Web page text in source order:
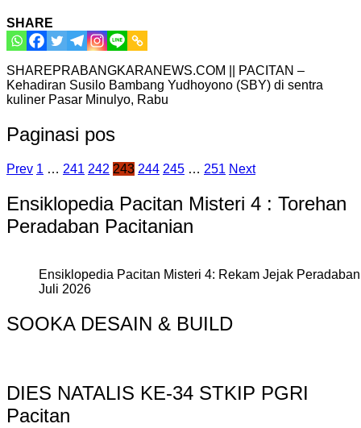
SHARE
SHAREPRABANGKARANEWS.COM || PACITAN –
Kehadiran Susilo Bambang Yudhoyono (SBY) di sentra
kuliner Pasar Minulyo, Rabu
Paginasi pos
Prev 1 … 241 242 243 244 245 … 251 Next
Ensiklopedia Pacitan Misteri 4 : Torehan
Peradaban Pacitanian
Ensiklopedia Pacitan Misteri 4: Rekam Jejak
Juli 2026
SOOKA DESAIN & BUILD
DIES NATALIS KE-34 STKIP PGRI
Pacitan